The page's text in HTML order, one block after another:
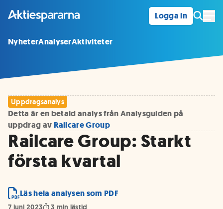
Logga in
NyheterAnalyserAktiviteter
Uppdragsanalys
Detta är en betald analys från Analysguiden på
uppdrag av Railcare Group
Railcare Group: Starkt
första kvartal
Läs hela analysen som PDF
7 juni 2023 3 min lästid